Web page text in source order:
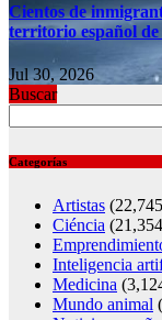
Cientos de
territorio español de
Jul 30, 2026
Buscar
Categorías
Artistas
Ciéncia
Inteligencia
Medicina
Mundo animal